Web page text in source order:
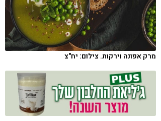
מרק אפונה וירקות. צילום: יח"צ